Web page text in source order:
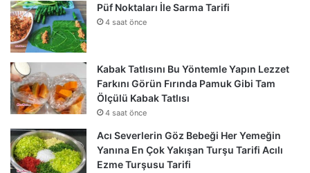
Püf Noktaları İle Sarma Tarifi
4 saat önce
Kabak Tatlısını Bu Yöntemle Yapın Lezzet
Farkını Görün Fırında Pamuk Gibi Tam
Ölçülü Kabak Tatlısı
4 saat önce
Acı Severlerin Göz Bebeği Her Yemeğin
Yanına En Çok Yakışan Turşu Tarifi Acılı
Ezme Turşusu Tarifi